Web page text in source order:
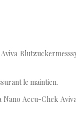
le maintien.
Accu-Chek